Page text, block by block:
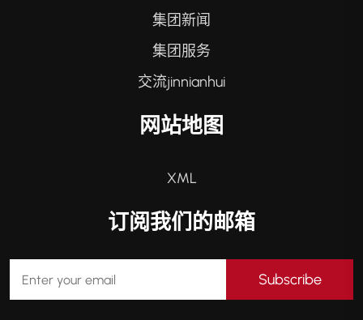
集团新闻
集团服务
交流jinnianhui
网站地图
XML
订阅我们的邮箱
Subscribe